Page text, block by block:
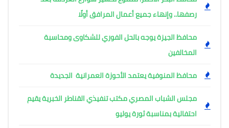
رصفها.. وإنهاء جميع أعمال المرافق أولًا
محافظ الجيزة يوجه بالحل الفوري للشكاوى ومحاسبة
المخالفين
محافظ المنوفية يعتمد الأحوزة العمرانية الجديدة
مجلس الشباب المصري مكتب تنفيذي القناطر الخبرية يقيم
احتفالية بمناسبة ثورة يوليو